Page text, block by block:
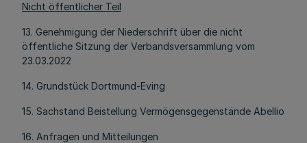
Nicht öffentlicher Teil
13. Genehmigung der Niederschrift über die nicht
öffentliche Sitzung der Verbandsversammlung vom
23.03.2022
14. Grundstück Dortmund-Eving
15. Sachstand Beistellung Vermögensgegenstände Abellio
16. Anfragen und Mitteilungen